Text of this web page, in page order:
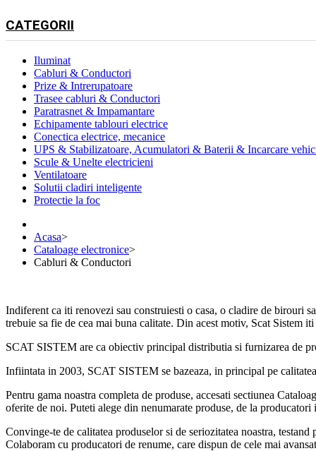
CATEGORII
Iluminat
Cabluri & Conductori
Prize & Intrerupatoare
Trasee cabluri & Conductori
Paratrasnet & Impamantare
Echipamente tablouri electrice
Conectica electrice, mecanice
UPS & Stabilizatoare, Acumulatori & Baterii & Incarcare
Scule & Unelte electricieni
Ventilatoare
Solutii cladiri inteligente
Protectie la foc
Acasa>
Cataloage electronice>
Cabluri & Conductori
Indiferent ca iti renovezi sau construiesti o casa, o cladire de birouri
trebuie sa fie de cea mai buna calitate. Din acest motiv, Scat Sistem
SCAT SISTEM are ca obiectiv principal distributia si furnizarea de
Infiintata in 2003, SCAT SISTEM se bazeaza, in principal pe
Pentru gama noastra completa de produse, accesati sectiunea
oferite de noi. Puteti alege din nenumarate produse, de la
Convinge-te de calitatea produselor si de seriozitatea noastra,
Colaboram cu producatori de renume, care dispun de cele mai